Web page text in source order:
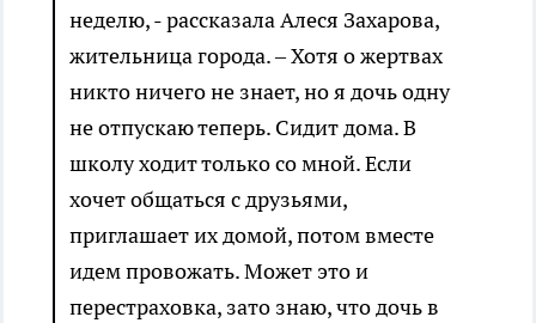
неделю, - рассказала Алеся Захарова,
жительница города. – Хотя о жертвах
никто ничего не знает, но я дочь одну
не отпускаю теперь. Сидит дома. В
школу ходит только со мной. Если
хочет общаться с друзьями,
приглашает их домой, потом вместе
идем провожать. Может это и
перестраховка, зато знаю, что дочь в